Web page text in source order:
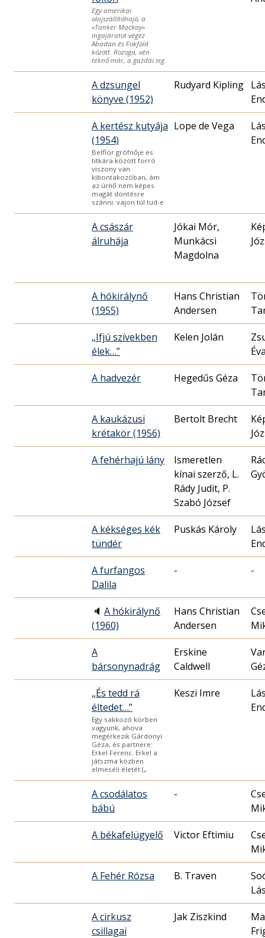
Egy amerikai
olajszállítóhajó, a
»Tanker Mackay«
ingajáratot végez
Abadan és Fokföld
között. Rozoga, vén
teknő már, a gazdái leg
A dzsungel
könyve (1952)
Rudyard Kipling
A kertész kutyája
(1954)
Belflor grófnője és
titkára között forró
viszony van
kibontakozóban, ám
az úrnő nem képes
magát döntésre
szánni: vajon túl tud-e
Lope de Vega
A császár
álruhája
Jókai Mór,
Munkácsi
Magdolna
A hókirálynő
(1955)
Hans Christian
Andersen
„Ifjú szívekben
élek…”
Kelen Jolán
A hadvezér Hegedűs Géza
A kaukázusi
krétakör (1956)
Bertolt Brecht
A fehérhajú lány
Ismeretlen
kínai szerző, L.
Rády Judit, P.
Szabó József
A kékséges kék
tündér
Puskás Károly
A furfangos
Dalila
- -
🔈 A hókirálynő
(1960)
Hans Christian
Andersen
A
bársonynadrág
Erskine
Caldwell
„És tedd rá
éltedet…”
Egy sakkozó körben
vagyunk, ahova
megérkezik Gárdonyi
Géza, és partnere:
Erkel Ferenc. Erkel a
játszma közben
elmeséli életét („
Keszi Imre
A csodálatos
bábú
-
A békafelügyelő Victor Eftimiu
A Fehér Rózsa B. Traven
A cirkusz
csillagai
Jak Ziszkind